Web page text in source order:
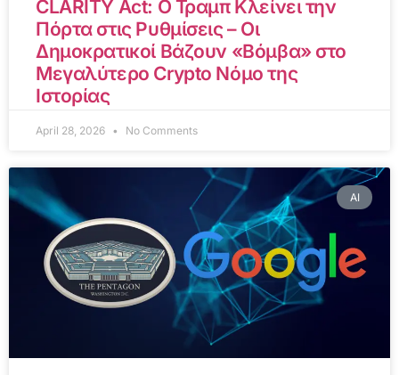
CLARITY Act: Ο Τραμπ Κλείνει την
Πόρτα στις Ρυθμίσεις – Οι
Δημοκρατικοί Βάζουν «Βόμβα» στο
Μεγαλύτερο Crypto Νόμο της
Ιστορίας
April 28, 2026 No Comments
AI